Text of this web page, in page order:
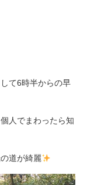
て6時半からの早
人でまわったら知
道が綺麗